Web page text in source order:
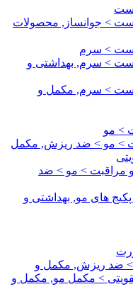
> جوانساز, محصولات
> سرم
> سرم, بهداشتی و
> سرم, مکمل و
> مو
> مو > ضد ریزش, مکمل
مراقبت > مو > ضد
های مو, بهداشتی و
> ضد ریزش, مکمل و
> مکمل مو, مکمل و